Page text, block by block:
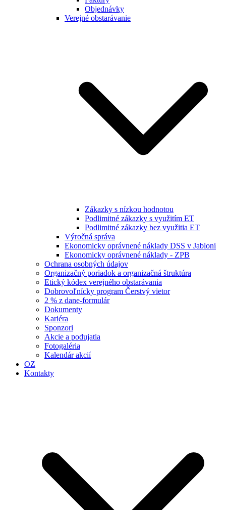
Objednávky
Verejné obstarávanie
Zákazky s nízkou hodnotou
Podlimitné zákazky s využitím ET
Podlimitné zákazky bez využitia ET
Výročná správa
Ekonomicky oprávnené náklady DSS v Jabloni
Ekonomicky oprávnené náklady - ZPB
Ochrana osobných údajov
Organizačný poriadok a organizačná štruktúra
Etický kódex verejného obstarávania
Dobrovoľnícky program Čerstvý vietor
2 % z dane-formulár
Dokumenty
Kariéra
Sponzori
Akcie a podujatia
Fotogaléria
Kalendár akcií
OZ
Kontakty